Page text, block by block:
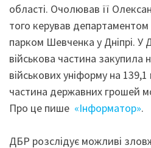
області. Очолював її
того керував департаментом
парком Шевченка у Дніпрі.
військова частина закупила
військових уніформу на 139,1
частина державних грошей
Про це пише «Інформатор».
ДБР розслідує можливі